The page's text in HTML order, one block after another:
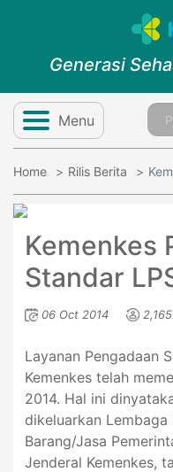
Generasi
Menu
Home Rilis Berita
Kemenkes
Standar
06 Oct 2014 2,165
Layanan Pengadaan
Kemenkes telah
2014. Hal ini
dikeluarkan Lembaga
Barang/Jasa
Jenderal Kemenkes,